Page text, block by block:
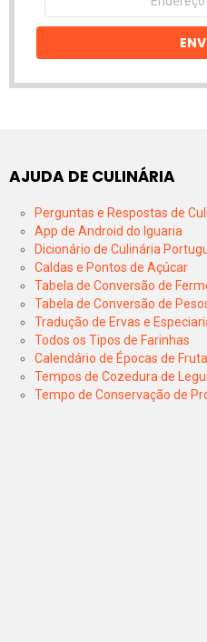
email
AJUDA DE CULINÁRIA
Perguntas e Respostas de
App de Android do Iguaria
Dicionário de Culinária
Caldas e Pontos de Açúcar
Tabela de Conversão de
Tabela de Conversão de
Tradução de Ervas e
Todos os Tipos de Farinhas
Calendário de Épocas de
Tempos de Cozedura de
Tempo de Conservação de